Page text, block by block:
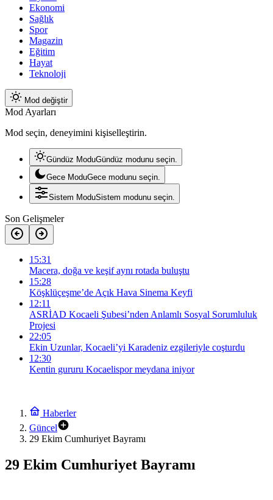
Ekonomi
Sağlık
Spor
Magazin
Eğitim
Hayat
Teknoloji
Mod değiştir
Mod Ayarları
Mod seçin, deneyimini kişiselleştirin.
Gündüz ModuGündüz modunu seçin.
Gece ModuGece modunu seçin.
Sistem ModuSistem modunu seçin.
Son Gelişmeler
15:31
Macera, doğa ve keşif aynı rotada buluştu
15:28
Köşklüçeşme’de Açık Hava Sinema Keyfi
12:11
ASRİAD Kocaeli Şubesi’nden Anlamlı Sosyal Sorumluluk
Projesi
22:05
Ekin Uzunlar, Kocaeli’yi Karadeniz ezgileriyle coşturdu
12:30
Kentin gururu Kocaelispor meydana iniyor
Haberler
Güncel
29 Ekim Cumhuriyet Bayramı
29 Ekim Cumhuriyet Bayramı